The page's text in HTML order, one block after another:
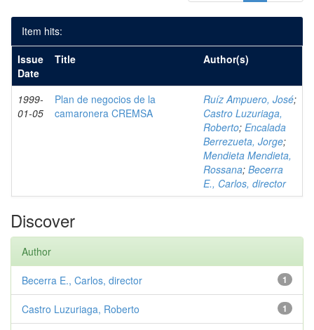
Item hits:
Issue
Date
Title Author(s)
1999-
01-05
Plan de negocios de la
camaronera CREMSA
Ruíz Ampuero, José;
Castro Luzuriaga,
Roberto; Encalada
Berrezueta, Jorge;
Mendieta Mendieta,
Rossana; Becerra
E., Carlos, director
Discover
Author
1
Becerra E., Carlos, director
1
Castro Luzuriaga, Roberto